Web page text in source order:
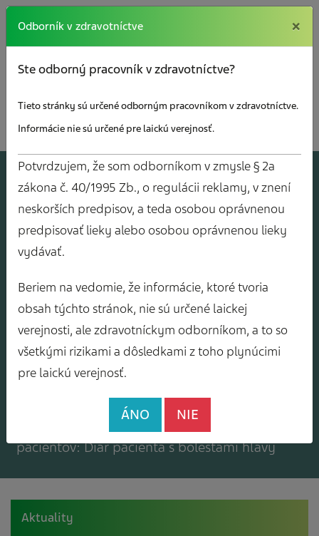
×
AJOV Y
Mám záujem o zasielanie odborného
spravodajcu
pacientov: Diár pacienta s bolesťami hlavy
Aktuality
Odborník v zdravotníctve ×
Ste odborný pracovník v zdravotníctve?
Tieto stránky sú určené odborným pracovníkom v zdravotníctve.
Informácie nie sú určené pre laickú verejnosť.
Potvrdzujem, že som odborníkom v zmysle § 2a
zákona č. 40/1995 Zb., o regulácii reklamy, v znení
neskorších predpisov, a teda osobou oprávnenou
predpisovať lieky alebo osobou oprávnenou lieky
vydávať.
Beriem na vedomie, že informácie, ktoré tvoria
obsah týchto stránok, nie sú určené laickej
verejnosti, ale zdravotníckym odborníkom, a to so
všetkými rizikami a dôsledkami z toho plynúcimi
pre laickú verejnosť.
ÁNO NIE